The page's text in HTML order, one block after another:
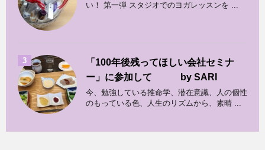
い！ 第一弾 スタジオでのヨガレッスンを ...
3
「100年後残ってほしい会社セミナ
ー」に参加して by SARI
今、勉強している推命学、潜在意識、人の個性
のもっている色、人生のリズムから、素晴 ...